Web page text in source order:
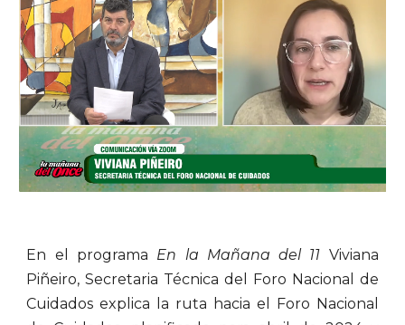
En el programa En la Mañana del 11 Viviana
Piñeiro, Secretaria Técnica del Foro Nacional de
Cuidados explica la ruta hacia el Foro Nacional